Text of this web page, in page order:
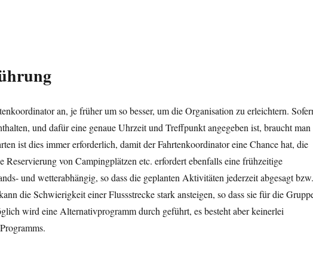
an, je früher um so besser, um die Organisation zu erleichtern.
und dafür eine genaue Uhrzeit und Treffpunkt angegeben ist, braucht man
ist dies immer erforderlich, damit der Fahrtenkoordinator eine Chance hat, die
Reservierung von Campingplätzen etc. erfordert ebenfalls eine frühzeitige
und wetterabhängig, so dass die geplanten Aktivitäten jederzeit abgesagt bzw.
die Schwierigkeit einer Flussstrecke stark ansteigen, so dass sie für die
wird eine Alternativprogramm durch geführt, es besteht aber keinerlei